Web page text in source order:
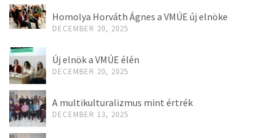
Homolya Horváth Ágnes a VMÚE új elnöke
DECEMBER 20, 2025
Új elnök a VMÚE élén
DECEMBER 20, 2025
A multikulturalizmus mint értrék
DECEMBER 13, 2025